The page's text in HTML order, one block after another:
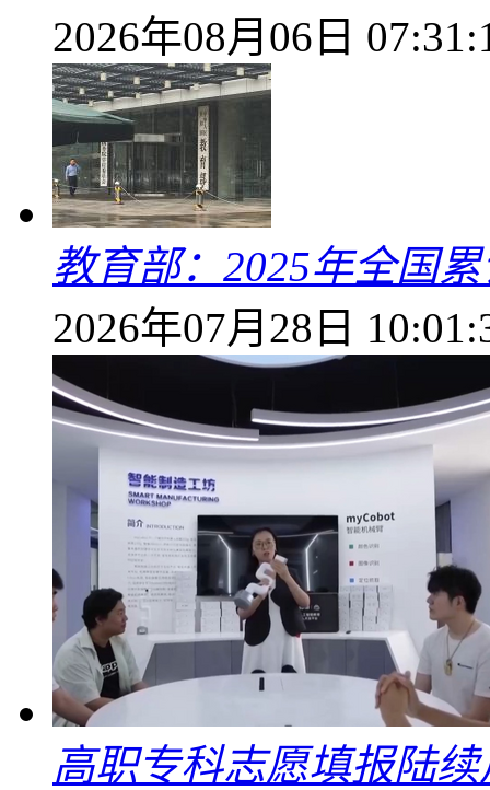
2026年08月06日
教育部：2025年全国
2026年07月28日
高职专科志愿填报陆